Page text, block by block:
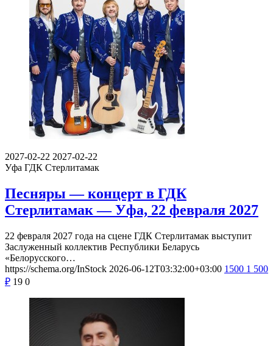
2027-02-22 2027-02-22
Уфа ГДК Стерлитамак
Песняры — концерт в ГДК
Стерлитамак — Уфа, 22 февраля 2027
22 февраля 2027 года на сцене ГДК Стерлитамак выступит
Заслуженный коллектив Республики Беларусь
«Белорусского…
https://schema.org/InStock 2026-06-12T03:32:00+03:00 1500 1 500
₽ 19 0